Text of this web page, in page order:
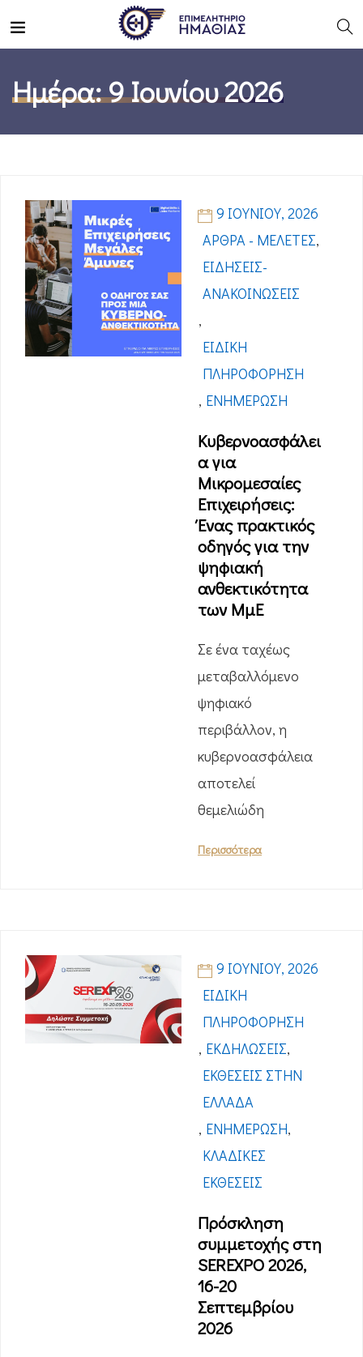
Ημέρα:9 Ιουνίου 2026
9 ΙΟΥΝΊΟΥ, 2026
ΆΡΘΡΑ - ΜΕΛΈΤΕΣ,
ΕΙΔΉΣΕΙΣ-
ΑΝΑΚΟΙΝΏΣΕΙΣ
,
ΕΙΔΙΚΉ
ΠΛΗΡΟΦΌΡΗΣΗ
, ΕΝΗΜΈΡΩΣΗ
Κυβερνοασφάλει
α για
Μικρομεσαίες
Επιχειρήσεις:
Ένας πρακτικός
οδηγός για την
ψηφιακή
ανθεκτικότητα
των ΜμΕ
Σε ένα ταχέως
μεταβαλλόμενο
ψηφιακό
περιβάλλον, η
κυβερνοασφάλεια
αποτελεί
θεμελιώδη
Περισσότερα
9 ΙΟΥΝΊΟΥ, 2026
ΕΙΔΙΚΉ
ΠΛΗΡΟΦΌΡΗΣΗ
, ΕΚΔΗΛΏΣΕΙΣ,
ΕΚΘΈΣΕΙΣ ΣΤΗΝ
ΕΛΛΆΔΑ
, ΕΝΗΜΈΡΩΣΗ,
ΚΛΑΔΙΚΈΣ
ΕΚΘΈΣΕΙΣ
Πρόσκληση
συμμετοχής στη
SEREXPO 2026,
16-20
Σεπτεμβρίου
2026